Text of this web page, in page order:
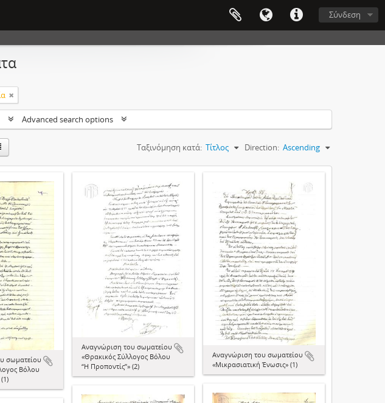
Σύνδεση
Advanced search options
Ταξινόμηση κατά: Τίτλος Direction: Ascending
σωματείου
Βόλου
Aναγνώριση του σωματείου
«Θρακικός Σύλλογος Βόλου
“Η Προποντίς”» (2)
Aναγνώριση του σωματείου
«Μικρασιατική Ένωσις» (1)